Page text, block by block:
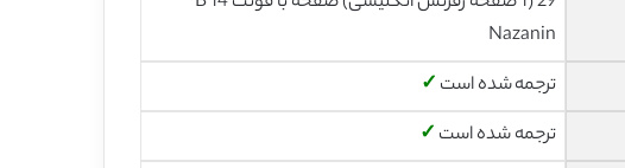
Nazanin
ترجمه شده است ✓
ترجمه شده است ✓